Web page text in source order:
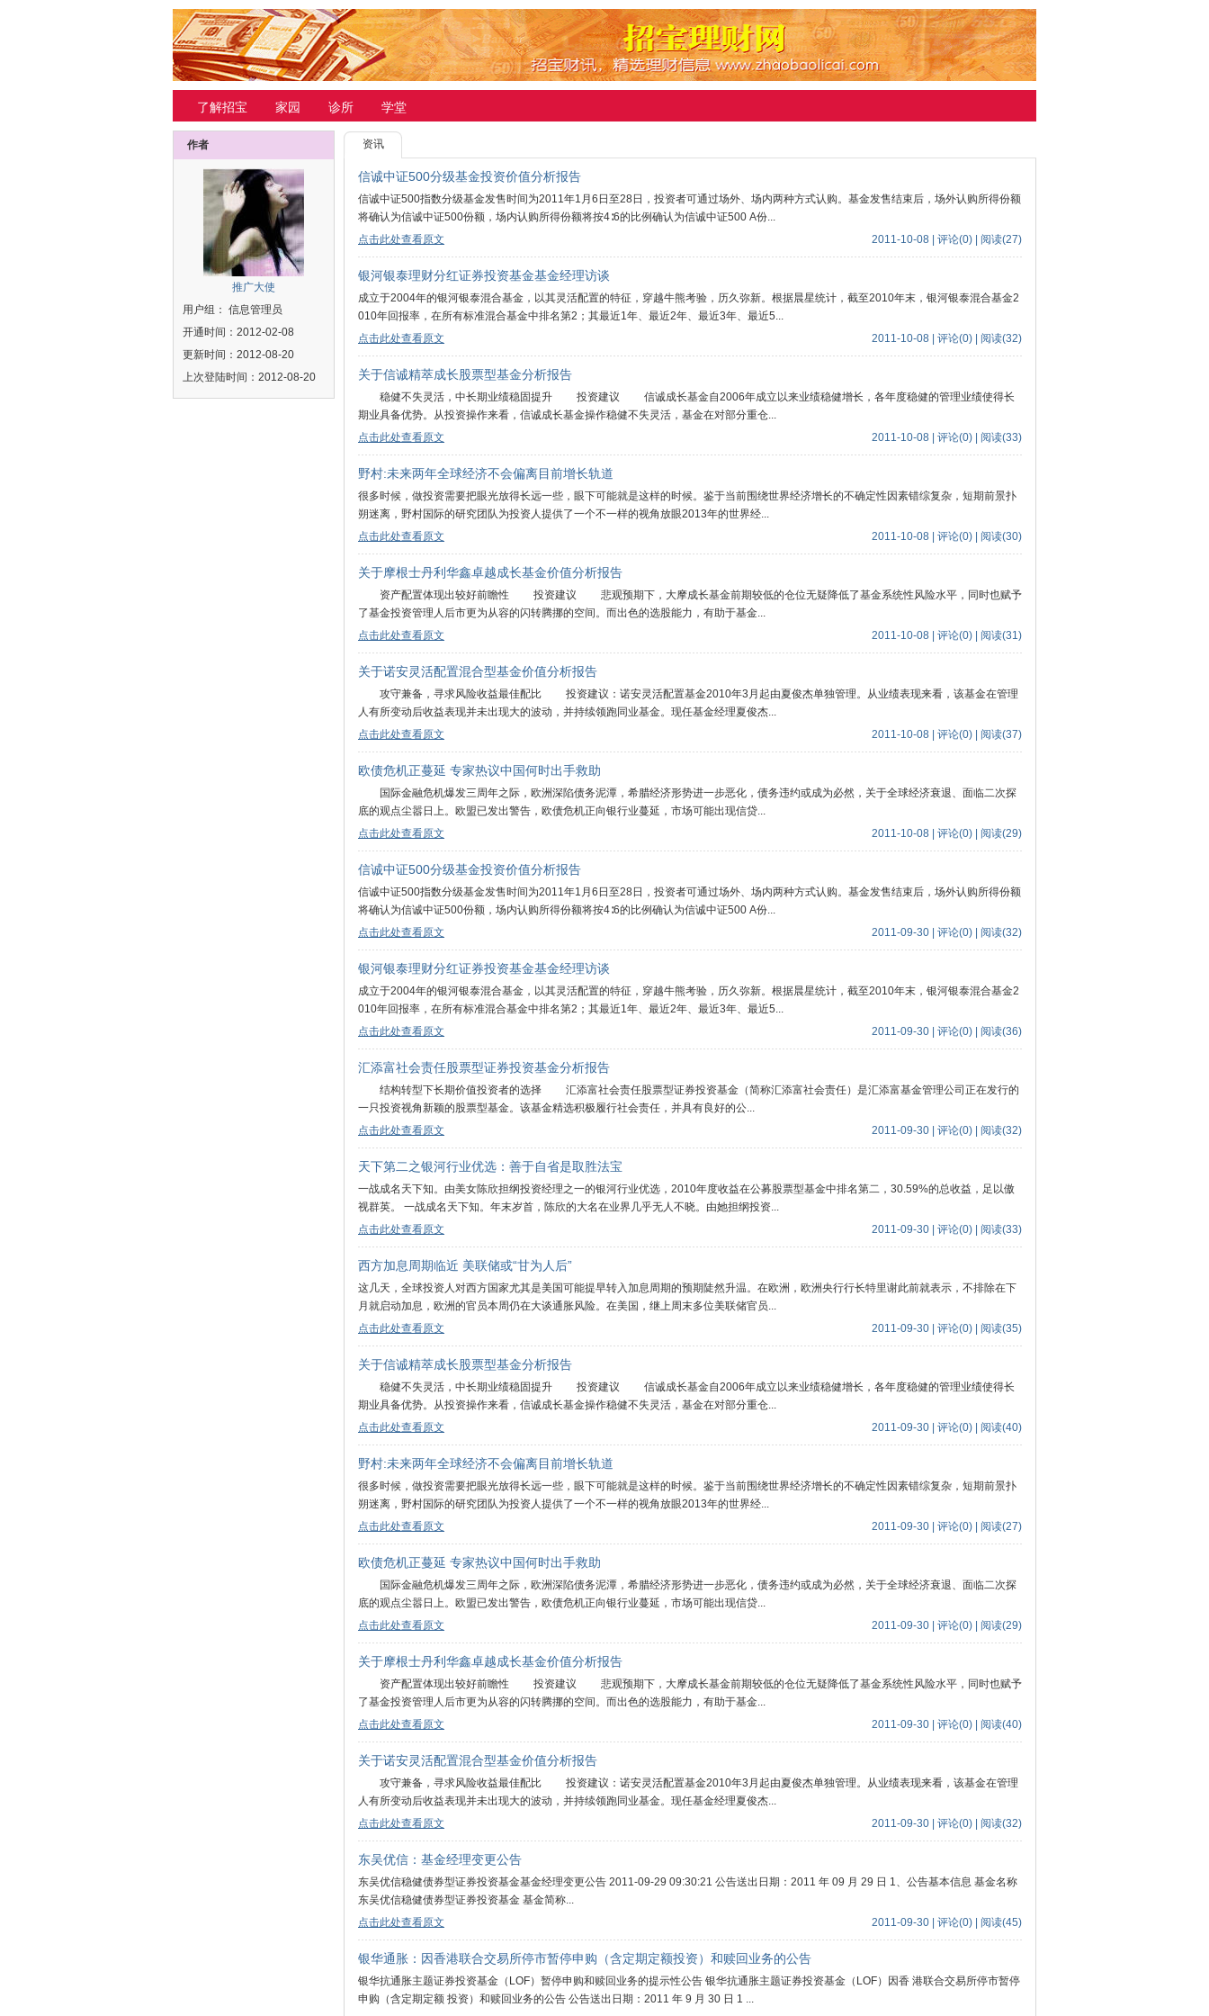
了解招宝 家园 诊所 学堂
作者
推广大使
用户组： 信息管理员
开通时间：2012-02-08
更新时间：2012-08-20
上次登陆时间：2012-08-20
资讯
信诚中证500分级基金投资价值分析报告
信诚中证500指数分级基金发售时间为2011年1月6日至28日，投资者可通过场外、场内两种方式认购。基金发售结束后，场外认购所得份额
将确认为信诚中证500份额，场内认购所得份额将按4∶6的比例确认为信诚中证500 A份...
点击此处查看原文
2011-10-08 | 评论(0) | 阅读(27)
银河银泰理财分红证券投资基金基金经理访谈
成立于2004年的银河银泰混合基金，以其灵活配置的特征，穿越牛熊考验，历久弥新。根据晨星统计，截至2010年末，银河银泰混合基金2
010年回报率，在所有标准混合基金中排名第2；其最近1年、最近2年、最近3年、最近5...
点击此处查看原文
2011-10-08 | 评论(0) | 阅读(32)
关于信诚精萃成长股票型基金分析报告
稳健不失灵活，中长期业绩稳固提升 投资建议 信诚成长基金自2006年成立以来业绩稳健增长，各年度稳健的管理业绩使得长
期业具备优势。从投资操作来看，信诚成长基金操作稳健不失灵活，基金在对部分重仓...
点击此处查看原文
2011-10-08 | 评论(0) | 阅读(33)
野村:未来两年全球经济不会偏离目前增长轨道
很多时候，做投资需要把眼光放得长远一些，眼下可能就是这样的时候。鉴于当前围绕世界经济增长的不确定性因素错综复杂，短期前景扑
朔迷离，野村国际的研究团队为投资人提供了一个不一样的视角放眼2013年的世界经...
点击此处查看原文
2011-10-08 | 评论(0) | 阅读(30)
关于摩根士丹利华鑫卓越成长基金价值分析报告
资产配置体现出较好前瞻性 投资建议 悲观预期下，大摩成长基金前期较低的仓位无疑降低了基金系统性风险水平，同时也赋予
了基金投资管理人后市更为从容的闪转腾挪的空间。而出色的选股能力，有助于基金...
点击此处查看原文
2011-10-08 | 评论(0) | 阅读(31)
关于诺安灵活配置混合型基金价值分析报告
攻守兼备，寻求风险收益最佳配比 投资建议：诺安灵活配置基金2010年3月起由夏俊杰单独管理。从业绩表现来看，该基金在管理
人有所变动后收益表现并未出现大的波动，并持续领跑同业基金。现任基金经理夏俊杰...
点击此处查看原文
2011-10-08 | 评论(0) | 阅读(37)
欧债危机正蔓延 专家热议中国何时出手救助
国际金融危机爆发三周年之际，欧洲深陷债务泥潭，希腊经济形势进一步恶化，债务违约或成为必然，关于全球经济衰退、面临二次探
底的观点尘嚣日上。欧盟已发出警告，欧债危机正向银行业蔓延，市场可能出现信贷...
点击此处查看原文
2011-10-08 | 评论(0) | 阅读(29)
信诚中证500分级基金投资价值分析报告
信诚中证500指数分级基金发售时间为2011年1月6日至28日，投资者可通过场外、场内两种方式认购。基金发售结束后，场外认购所得份额
将确认为信诚中证500份额，场内认购所得份额将按4∶6的比例确认为信诚中证500 A份...
点击此处查看原文
2011-09-30 | 评论(0) | 阅读(32)
银河银泰理财分红证券投资基金基金经理访谈
成立于2004年的银河银泰混合基金，以其灵活配置的特征，穿越牛熊考验，历久弥新。根据晨星统计，截至2010年末，银河银泰混合基金2
010年回报率，在所有标准混合基金中排名第2；其最近1年、最近2年、最近3年、最近5...
点击此处查看原文
2011-09-30 | 评论(0) | 阅读(36)
汇添富社会责任股票型证券投资基金分析报告
结构转型下长期价值投资者的选择 汇添富社会责任股票型证券投资基金（简称汇添富社会责任）是汇添富基金管理公司正在发行的
一只投资视角新颖的股票型基金。该基金精选积极履行社会责任，并具有良好的公...
点击此处查看原文
2011-09-30 | 评论(0) | 阅读(32)
天下第二之银河行业优选：善于自省是取胜法宝
一战成名天下知。由美女陈欣担纲投资经理之一的银河行业优选，2010年度收益在公募股票型基金中排名第二，30.59%的总收益，足以傲
视群英。 一战成名天下知。年末岁首，陈欣的大名在业界几乎无人不晓。由她担纲投资...
点击此处查看原文
2011-09-30 | 评论(0) | 阅读(33)
西方加息周期临近 美联储或“甘为人后”
这几天，全球投资人对西方国家尤其是美国可能提早转入加息周期的预期陡然升温。在欧洲，欧洲央行行长特里谢此前就表示，不排除在下
月就启动加息，欧洲的官员本周仍在大谈通胀风险。在美国，继上周末多位美联储官员...
点击此处查看原文
2011-09-30 | 评论(0) | 阅读(35)
关于信诚精萃成长股票型基金分析报告
稳健不失灵活，中长期业绩稳固提升 投资建议 信诚成长基金自2006年成立以来业绩稳健增长，各年度稳健的管理业绩使得长
期业具备优势。从投资操作来看，信诚成长基金操作稳健不失灵活，基金在对部分重仓...
点击此处查看原文
2011-09-30 | 评论(0) | 阅读(40)
野村:未来两年全球经济不会偏离目前增长轨道
很多时候，做投资需要把眼光放得长远一些，眼下可能就是这样的时候。鉴于当前围绕世界经济增长的不确定性因素错综复杂，短期前景扑
朔迷离，野村国际的研究团队为投资人提供了一个不一样的视角放眼2013年的世界经...
点击此处查看原文
2011-09-30 | 评论(0) | 阅读(27)
欧债危机正蔓延 专家热议中国何时出手救助
国际金融危机爆发三周年之际，欧洲深陷债务泥潭，希腊经济形势进一步恶化，债务违约或成为必然，关于全球经济衰退、面临二次探
底的观点尘嚣日上。欧盟已发出警告，欧债危机正向银行业蔓延，市场可能出现信贷...
点击此处查看原文
2011-09-30 | 评论(0) | 阅读(29)
关于摩根士丹利华鑫卓越成长基金价值分析报告
资产配置体现出较好前瞻性 投资建议 悲观预期下，大摩成长基金前期较低的仓位无疑降低了基金系统性风险水平，同时也赋予
了基金投资管理人后市更为从容的闪转腾挪的空间。而出色的选股能力，有助于基金...
点击此处查看原文
2011-09-30 | 评论(0) | 阅读(40)
关于诺安灵活配置混合型基金价值分析报告
攻守兼备，寻求风险收益最佳配比 投资建议：诺安灵活配置基金2010年3月起由夏俊杰单独管理。从业绩表现来看，该基金在管理
人有所变动后收益表现并未出现大的波动，并持续领跑同业基金。现任基金经理夏俊杰...
点击此处查看原文
2011-09-30 | 评论(0) | 阅读(32)
东吴优信：基金经理变更公告
东吴优信稳健债券型证券投资基金基金经理变更公告 2011-09-29 09:30:21 公告送出日期：2011 年 09 月 29 日 1、公告基本信息 基金名称
东吴优信稳健债券型证券投资基金 基金简称...
点击此处查看原文
2011-09-30 | 评论(0) | 阅读(45)
银华通胀：因香港联合交易所停市暂停申购（含定期定额投资）和赎回业务的公告
银华抗通胀主题证券投资基金（LOF）暂停申购和赎回业务的提示性公告 银华抗通胀主题证券投资基金（LOF）因香 港联合交易所停市暂停
申购（含定期定额 投资）和赎回业务的公告 公告送出日期：2011 年 9 月 30 日 1 ...